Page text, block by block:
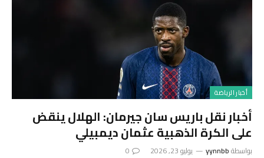
أخبار الرياضة
أخبار نقل باريس سان جيرمان: الهلال ينقض
على الكرة الذهبية عثمان ديمبيلي
بواسطةyynnbb يوليو 23, 2026 0